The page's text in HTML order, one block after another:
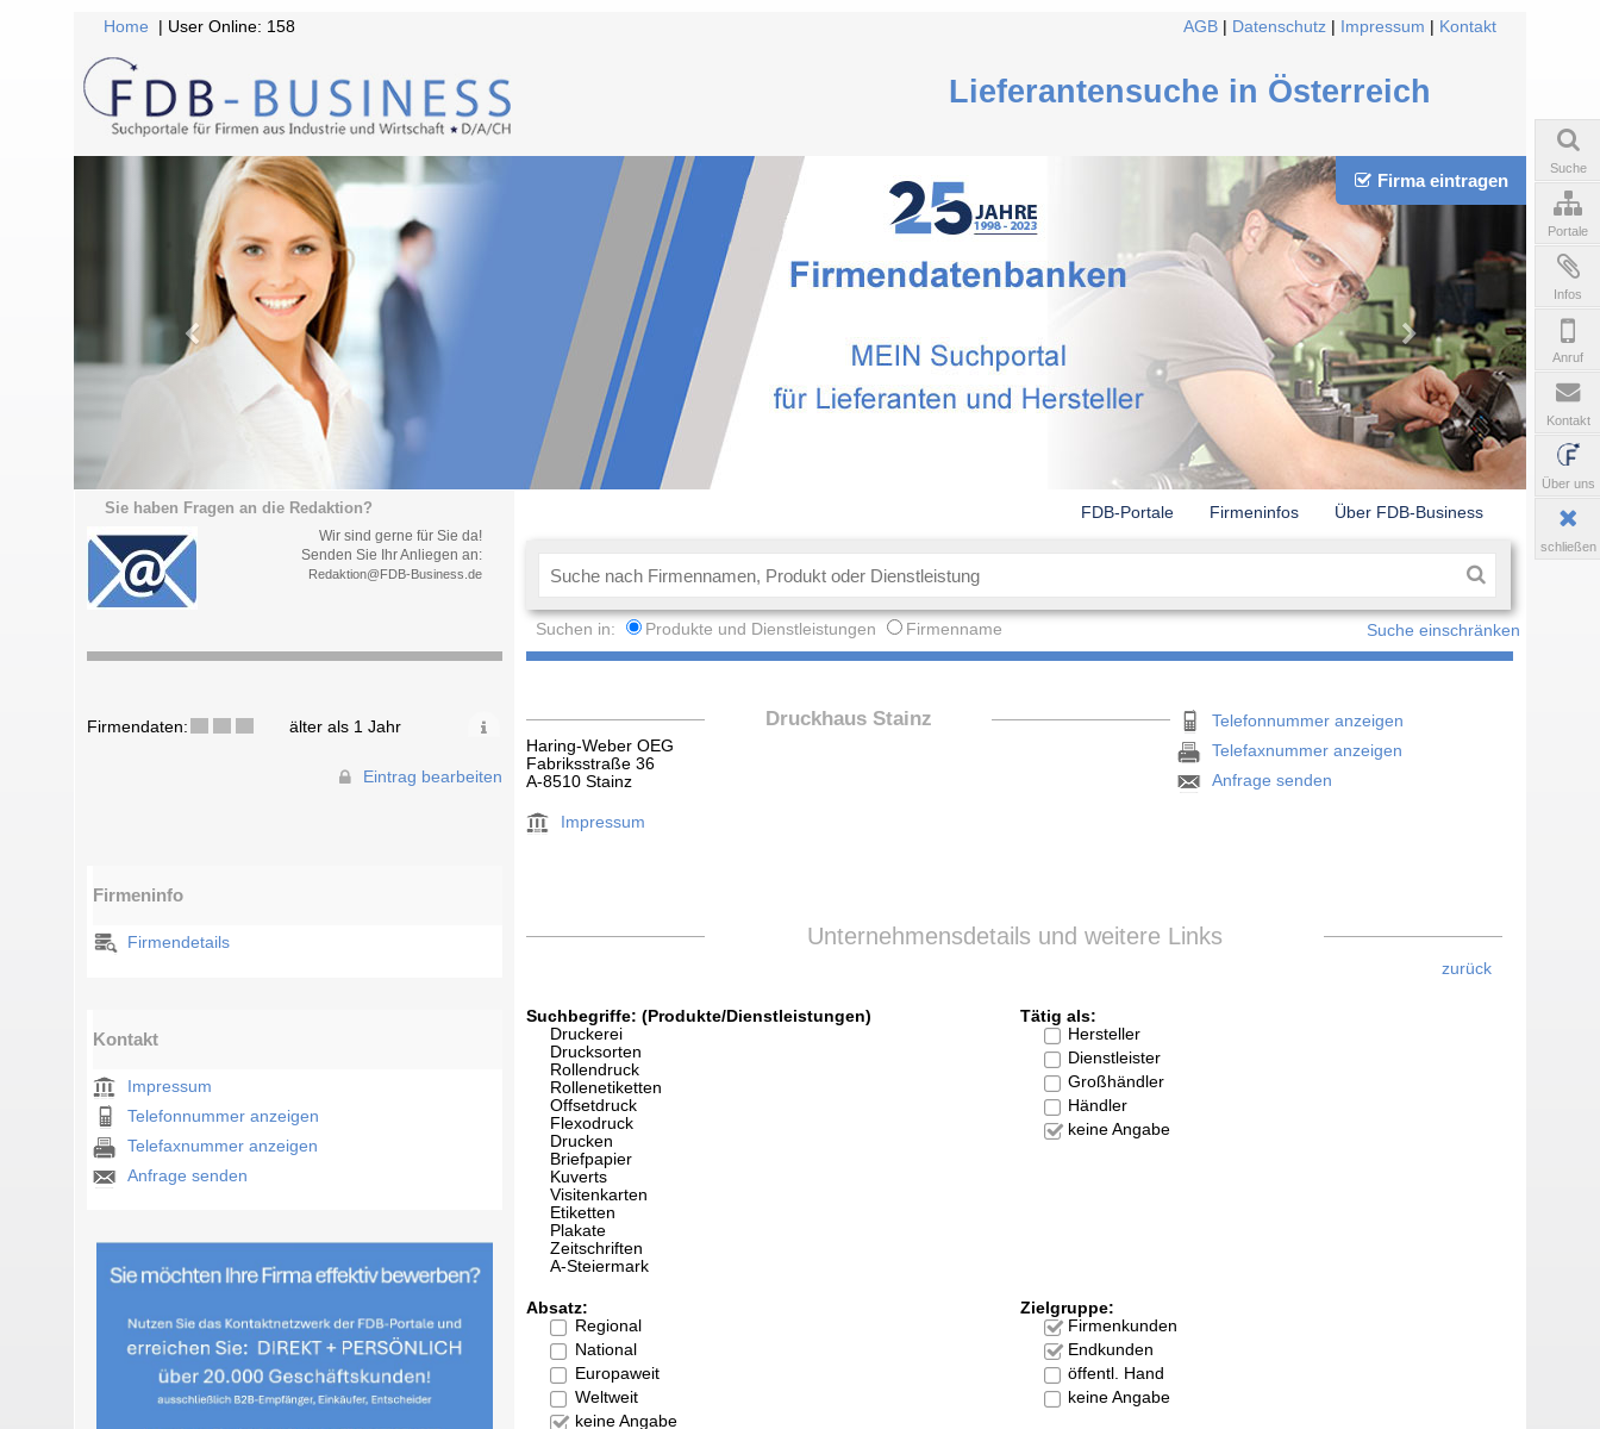
Home | User Online: 158 AGB Datenschutz Impressum Kontakt
Lieferantensuche in Österreich
Firma eintragen
Sie haben Fragen an die Redaktion?
Wir sind gerne für Sie da!
Senden Sie Ihr Anliegen an:
Redaktion@FDB-Business.de
FDB-Portale Firmeninfos Über FDB-Business
Suchen in: Produkte und Dienstleistungen Firmenname Suche einschränken
Firmendaten: älter als 1 Jahr
Eintrag bearbeiten
Firmeninfo
Firmendetails
Kontakt
Impressum
Telefonnummer anzeigen
Telefaxnummer anzeigen
Anfrage senden
Druckhaus Stainz
Haring-Weber OEG
Fabriksstraße 36
A-8510 Stainz
Impressum
Telefonnummer anzeigen
Telefaxnummer anzeigen
Anfrage senden
Unternehmensdetails und weitere Links
zurück
Suchbegriffe: (Produkte/Dienstleistungen)
Druckerei
Drucksorten
Rollendruck
Rollenetiketten
Offsetdruck
Flexodruck
Drucken
Briefpapier
Kuverts
Visitenkarten
Etiketten
Plakate
Zeitschriften
A-Steiermark
Tätig als:
Hersteller
Dienstleister
Großhändler
Händler
keine Angabe
Absatz:
Regional
National
Europaweit
Weltweit
keine Angabe
Zielgruppe:
Firmenkunden
Endkunden
öffentl. Hand
keine Angabe
Suche
Portale
Infos
Anruf
Kontakt
Über uns
schließen